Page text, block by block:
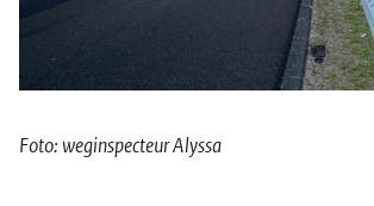
Foto: weginspecteur Alyssa